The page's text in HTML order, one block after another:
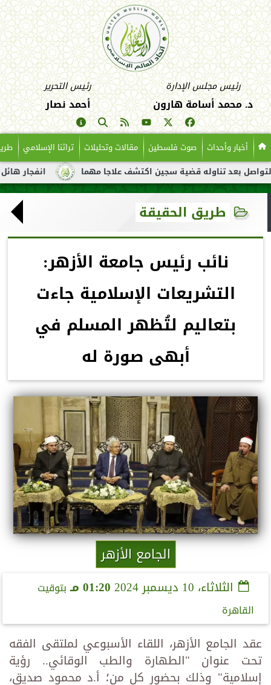
رئيس مجلس الإدارة
د. محمد أسامة هارون
رئيس التحرير
أحمد نصار
أخبار وأحداث صوت فلسطين مقالات وتحليلات تراثنا الإسلامي
انفجار هائل لناقلة نفط قضية سجين اكتشف علاجا مهما
طريق الحقيقة
نائب رئيس جامعة الأزهر:
التشريعات الإسلامية جاءت
بتعاليم لتُظهر المسلم في
أبهى صورة له
الجامع الأزهر
الثلاثاء، 10 ديسمبر 2024 01:20 مـ
بتوقيت
القاهرة
عقد الجامع الأزهر، اللقاء الأسبوعي لملتقى الفقه
تحت عنوان "الطهارة والطب الوقائي.. رؤية
إسلامية" وذلك بحضور كل من؛ أ.د محمود صديق،